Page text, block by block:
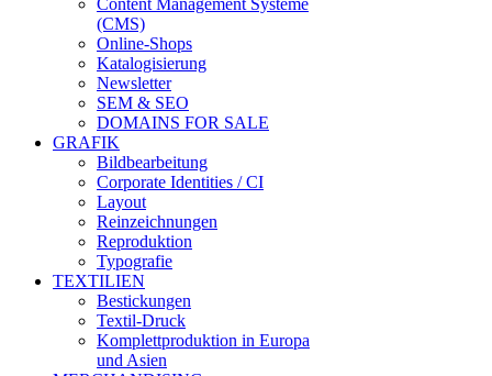
Content Management Systeme
(CMS)
Online-Shops
Katalogisierung
Newsletter
SEM & SEO
DOMAINS FOR SALE
GRAFIK
Bildbearbeitung
Corporate Identities / CI
Layout
Reinzeichnungen
Reproduktion
Typografie
TEXTILIEN
Bestickungen
Textil-Druck
Komplettproduktion in Europa
und Asien